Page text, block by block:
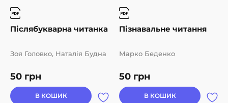
Післябукварна читанка
50 грн
Зоя Головко, Наталія Будна
В КОШИК
Пізнавальне читання
50 грн
Марко Беденко
В КОШИК